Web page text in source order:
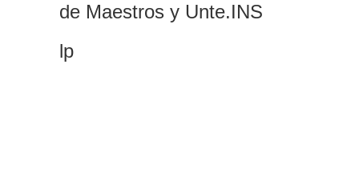
de Maestros y Unte.INS
lp